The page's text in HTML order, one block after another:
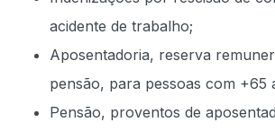
acidente de trabalho;
Aposentadoria, reserva
pensão, para pessoas com +65
Pensão, proventos de